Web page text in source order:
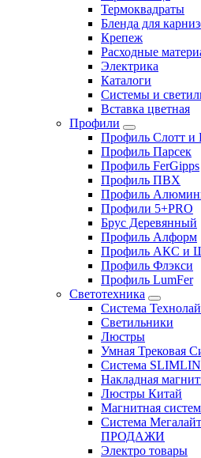
Термоквадраты
Бленда для
Крепеж
Расходные
Электрика
Каталоги
Системы и
Вставка цветная
Профили
Профиль Слотт и
Профиль Парсек
Профиль FerGipps
Профиль ПВХ
Профиль
Профили 5+PRO
Брус Деревянный
Профиль Алформ
Профиль АКС и
Профиль Флэкси
Профиль LumFer
Светотехника
Система
Светильники
Люстры
Умная Трековая
Система
Накладная
Люстры Китай
Магнитная
Система
ПРОДАЖИ
Электро товары